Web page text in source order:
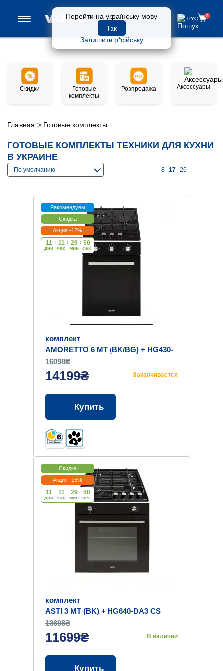
Перейти на українську мову
Так
Залишити р*сійську
0 800 33-97-57 РУС
РУС 0
Скидки
Готовые
комплекты
Розпродажа Аксессуары
Главная > Готовые комплекты
ГОТОВЫЕ КОМПЛЕКТЫ ТЕХНИКИ ДЛЯ КУХНИ
В УКРАИНЕ
По умолчанию 8 17 26
Рекомендуем
Скидка
Акция -12%
11
дни
: 11
час
: 29
мин
: 49
cек
комплект
AMORETTO 6 MT (BK/BG) + HG430-
B3 S (BK)
16098₴
14199₴ Заканчивается
Купить
Скидка
Акция -15%
11
дни
: 11
час
: 29
мин
: 49
cек
комплект
ASTI 3 MT (BK) + HG640-DA3 CS
(BK)
13698₴
11699₴ В наличии
Купить